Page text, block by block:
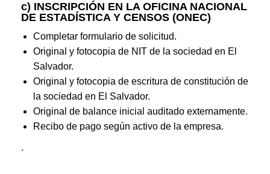
c) INSCRIPCIÓN EN LA OFICINA NACIONAL
DE ESTADÍSTICA Y CENSOS (ONEC)
Completar formulario de solicitud.
Original y fotocopia de NIT de la sociedad en El
Salvador.
Original y fotocopia de escritura de constitución de
la sociedad en El Salvador.
Original de balance inicial auditado externamente.
Recibo de pago según activo de la empresa.
.